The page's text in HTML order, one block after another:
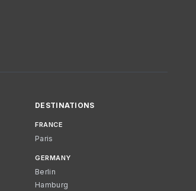
DESTINATIONS
FRANCE
Paris
GERMANY
Berlin
Hamburg